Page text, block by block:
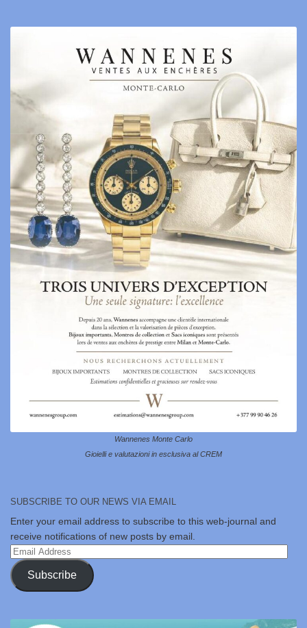
Wannenes Monte Carlo
Gioielli e valutazioni in esclusiva al CREM
SUBSCRIBE TO OUR NEWS VIA EMAIL
Enter your email address to subscribe to this web-journal and
receive notifications of new posts by email.
Email
Address
Subscribe